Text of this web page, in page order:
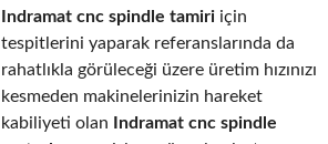
Indramat cnc spindle tamiri için
tespitlerini yaparak referanslarında da
rahatlıkla görüleceği üzere üretim hızınızı
kesmeden makinelerinizin hareket
kabiliyeti olan Indramat cnc spindle